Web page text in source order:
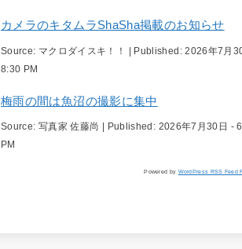
カメラのキタムラShaSha掲載のお知らせ
Source: マクロダイスキ！！ | Published:2026年7月
8:30 PM
梅雨の間は魚沼の撮影に集中
Source: 写真家 佐藤尚 Published: 2026年7月30日 -
PM
Powered by WordPress RSS Feed